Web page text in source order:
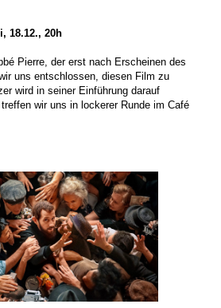
18.12., 20h
Pierre, der erst nach Erscheinen des
uns entschlossen, diesen Film zu
wird in seiner Einführung darauf
wir uns in lockerer Runde im Café